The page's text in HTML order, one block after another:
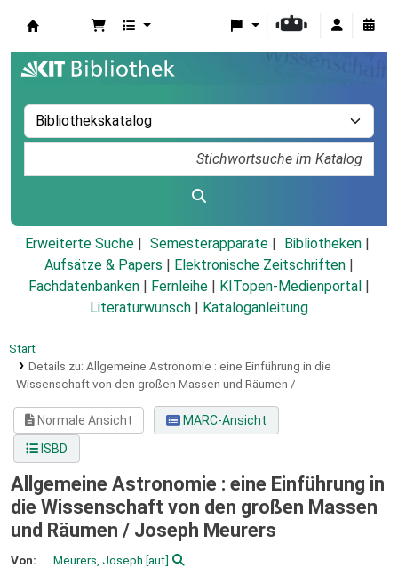
Erweiterte Suche Semesterapparate
Bibliotheken
Aufsätze & Papers
Elektronische Zeitschriften
Fachdatenbanken
Fernleihe KITopen-Medienportal
Literaturwunsch
Kataloganleitung
Start
Details zu: Allgemeine Astronomie : eine Einführung in die
Wissenschaft von den großen Massen und Räumen /
Normale Ansicht
MARC-Ansicht
ISBD
Allgemeine Astronomie : eine Einführung in
die Wissenschaft von den großen Massen
und Räumen / Joseph Meurers
Von: Meurers, Joseph [aut]